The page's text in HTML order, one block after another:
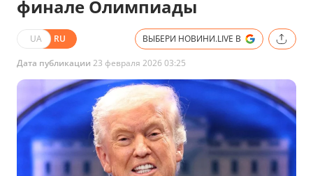
финале Олимпиады
UA RU ВЫБЕРИ НОВИНИ.LIVE В
Дата публикации 23 февраля 2026 03:25